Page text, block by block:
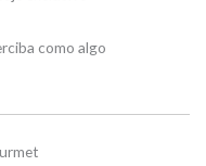
como algo